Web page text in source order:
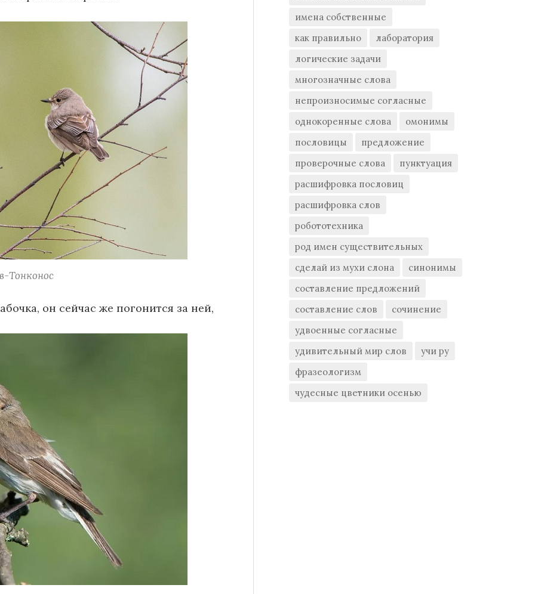
Тонконос
он сейчас же погонится за ней,
имена собственные
как правильно
лаборатория
логические задачи
многозначные слова
непроизносимые согласные
однокоренные слова
омонимы
пословицы
предложение
проверочные слова
пунктуация
расшифровка пословиц
расшифровка слов
робототехника
род имен существительных
сделай из мухи слона
синонимы
составление предложений
составление слов
сочинение
удвоенные согласные
удивительный мир слов
учи ру
фразеологизм
чудесные цветники осенью